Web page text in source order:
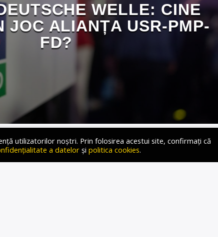
WELLE: CINE
JOC ALIANȚA USR-PMP-
FD?
utilizatorilor noștri. Prin folosirea acestui site, confirmați că
a datelorși politica cookies.